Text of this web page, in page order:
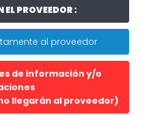
PROVEEDOR :
al proveedor
de información y/o
llegarán al proveedor)